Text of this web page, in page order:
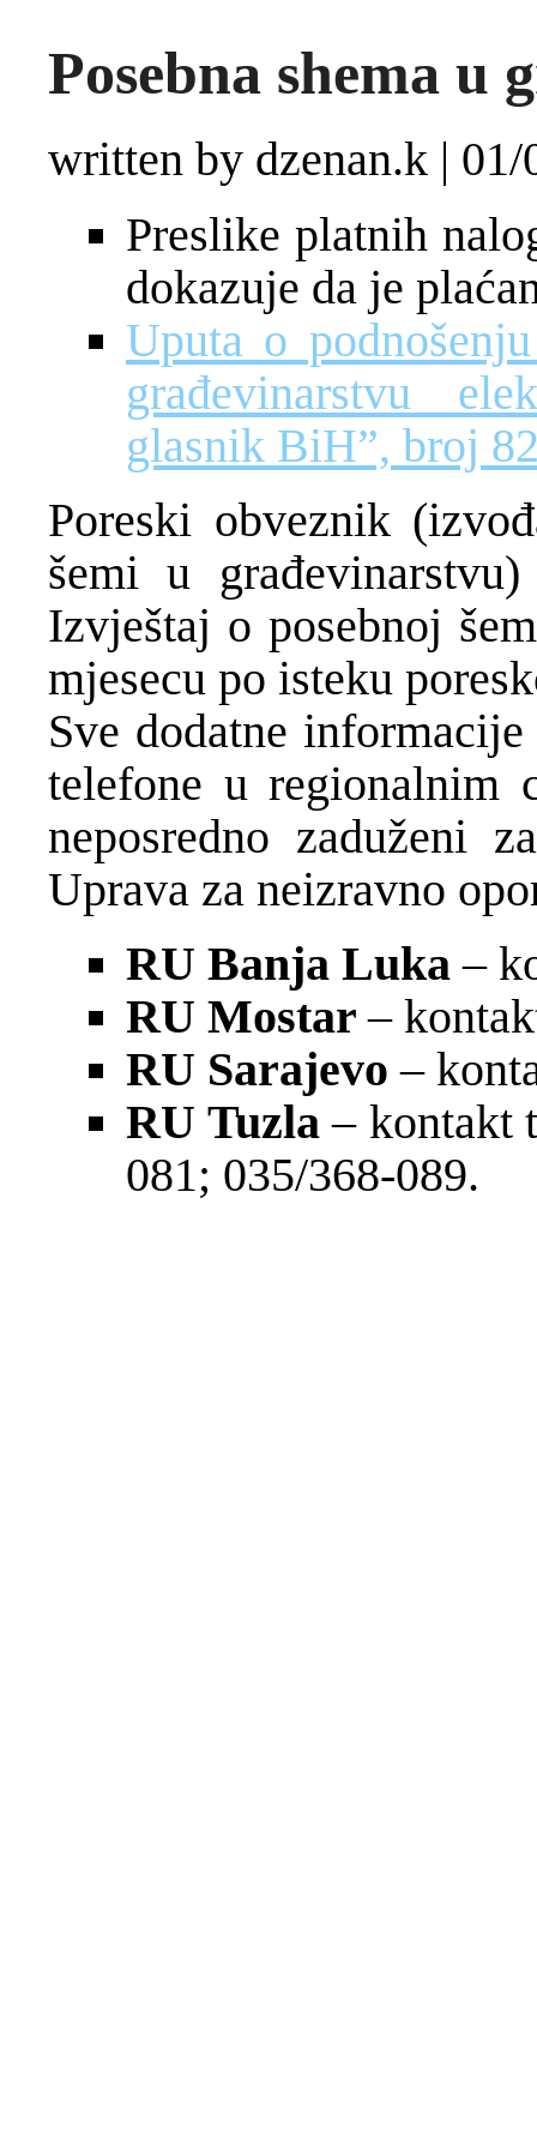
Posebna shema u
written by dzenan.k | 01/
Preslike platnih
dokazuje da je
Uputa o
građevinarstvu
glasnik BiH”, broj
Poreski obveznik
šemi u
Izvještaj o posebnoj
mjesecu po isteku
Sve dodatne
telefone u regionalnim
neposredno zaduženi
Uprava za neizravno
RU Banja Luka–
RU Mostar–
RU Sarajevo–
RU Tuzla– kontakt
081; 035/368-089.